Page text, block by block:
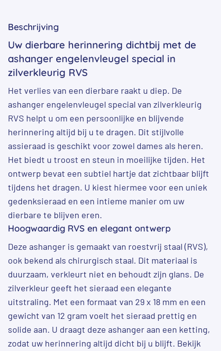
Beschrijving
Uw dierbare herinnering dichtbij met de
ashanger engelenvleugel special in
zilverkleurig RVS
Het verlies van een dierbare raakt u diep. De
ashanger engelenvleugel special van zilverkleurig
RVS helpt u om een persoonlijke en blijvende
herinnering altijd bij u te dragen. Dit stijlvolle
assieraad is geschikt voor zowel dames als heren.
Het biedt u troost en steun in moeilijke tijden. Het
ontwerp bevat een subtiel hartje dat zichtbaar blijft
tijdens het dragen. U kiest hiermee voor een uniek
gedenksieraad en een intieme manier om uw
dierbare te blijven eren.
Hoogwaardig RVS en elegant ontwerp
Deze ashanger is gemaakt van roestvrij staal (RVS),
ook bekend als chirurgisch staal. Dit materiaal is
duurzaam, verkleurt niet en behoudt zijn glans. De
zilverkleur geeft het sieraad een elegante
uitstraling. Met een formaat van 29 x 18 mm en een
gewicht van 12 gram voelt het sieraad prettig en
solide aan. U draagt deze ashanger aan een ketting,
zodat uw herinnering altijd dicht bij u blijft. Bekijk